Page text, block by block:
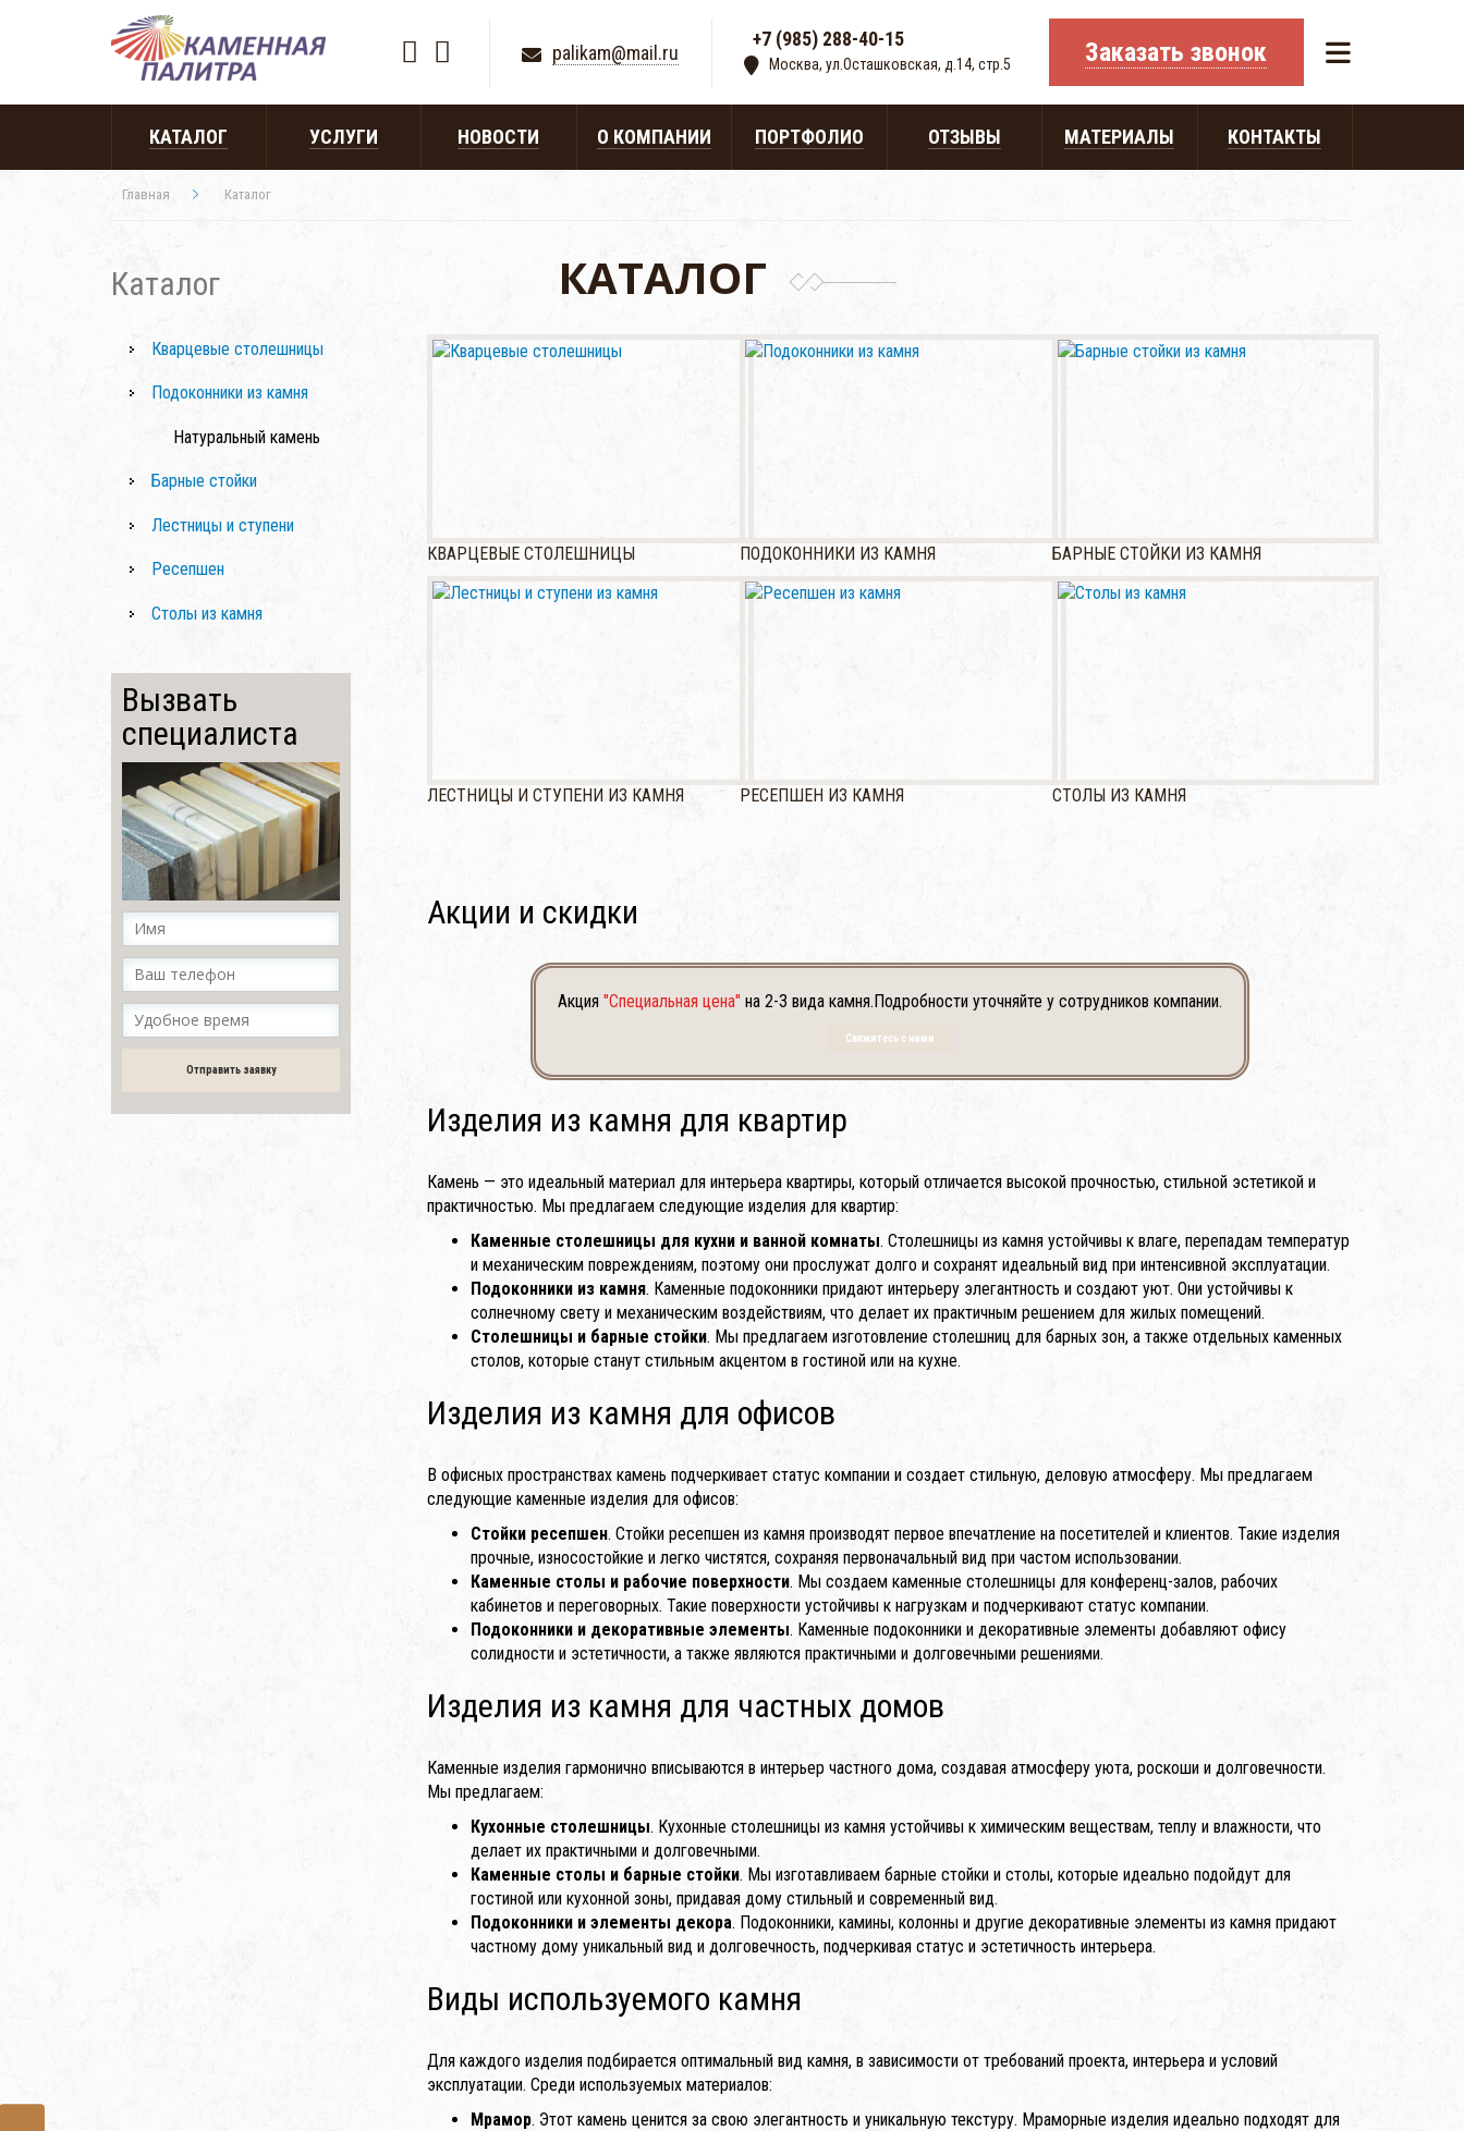
palikam@mail.ru
|+7 (985) 288-40-15
Москва, ул.Осташковская, д.14, стр.5 Заказать звонок
КАТАЛОГ УСЛУГИ НОВОСТИ О КОМПАНИИ ПОРТФОЛИО ОТЗЫВЫ МАТЕРИАЛЫ КОНТАКТЫ
Главная Каталог
Каталог
Кварцевые столешницы
Подоконники из камня
Натуральный камень
Барные стойки
Лестницы и ступени
Ресепшен
Столы из камня
Вызвать
специалиста
Отправить заявку
КАТАЛОГ
КВАРЦЕВЫЕ СТОЛЕШНИЦЫ ПОДОКОННИКИ ИЗ КАМНЯ БАРНЫЕ СТОЙКИ ИЗ КАМНЯ
ЛЕСТНИЦЫ И СТУПЕНИ ИЗ КАМНЯ РЕСЕПШЕН ИЗ КАМНЯ СТОЛЫ ИЗ КАМНЯ
Акции и скидки
Акция "Специальная цена" на 2-3 вида камня.Подробности уточняйте у сотрудников компании.
Свяжитесь с нами
Изделия из камня для квартир
Камень — это идеальный материал для интерьера квартиры, который отличается высокой прочностью, стильной эстетикой и
практичностью. Мы предлагаем следующие изделия для квартир:
Каменные столешницы для кухни и ванной комнаты. Столешницы из камня устойчивы к влаге, перепадам температур
и механическим повреждениям, поэтому они прослужат долго и сохранят идеальный вид при интенсивной эксплуатации.
Подоконники из камня. Каменные подоконники придают интерьеру элегантность и создают уют. Они устойчивы к
солнечному свету и механическим воздействиям, что делает их практичным решением для жилых помещений.
Столешницы и барные стойки. Мы предлагаем изготовление столешниц для барных зон, а также отдельных каменных
столов, которые станут стильным акцентом в гостиной или на кухне.
Изделия из камня для офисов
В офисных пространствах камень подчеркивает статус компании и создает стильную, деловую атмосферу. Мы предлагаем
следующие каменные изделия для офисов:
Стойки ресепшен. Стойки ресепшен из камня производят первое впечатление на посетителей и клиентов. Такие изделия
прочные, износостойкие и легко чистятся, сохраняя первоначальный вид при частом использовании.
Каменные столы и рабочие поверхности. Мы создаем каменные столешницы для конференц-залов, рабочих
кабинетов и переговорных. Такие поверхности устойчивы к нагрузкам и подчеркивают статус компании.
Подоконники и декоративные элементы. Каменные подоконники и декоративные элементы добавляют офису
солидности и эстетичности, а также являются практичными и долговечными решениями.
Изделия из камня для частных домов
Каменные изделия гармонично вписываются в интерьер частного дома, создавая атмосферу уюта, роскоши и долговечности.
Мы предлагаем:
Кухонные столешницы. Кухонные столешницы из камня устойчивы к химическим веществам, теплу и влажности, что
делает их практичными и долговечными.
Каменные столы и барные стойки. Мы изготавливаем барные стойки и столы, которые идеально подойдут для
гостиной или кухонной зоны, придавая дому стильный и современный вид.
Подоконники и элементы декора. Подоконники, камины, колонны и другие декоративные элементы из камня придают
частному дому уникальный вид и долговечность, подчеркивая статус и эстетичность интерьера.
Виды используемого камня
Для каждого изделия подбирается оптимальный вид камня, в зависимости от требований проекта, интерьера и условий
эксплуатации. Среди используемых материалов:
Мрамор. Этот камень ценится за свою элегантность и уникальную текстуру. Мраморные изделия идеально подходят для